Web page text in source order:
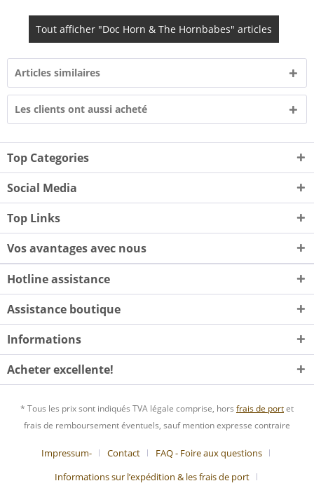
Tout afficher "Doc Horn & The Hornbabes" articles
Articles similaires
Les clients ont aussi acheté
Top Categories
Social Media
Top Links
Vos avantages avec nous
Hotline assistance
Assistance boutique
Informations
Acheter excellente!
* Tous les prix sont indiqués TVA légale comprise, hors frais de portet
frais de remboursement éventuels, sauf mention expresse contraire
Impressum- Contact
FAQ - Foire aux questions
Informations sur l’expédition & les frais de port